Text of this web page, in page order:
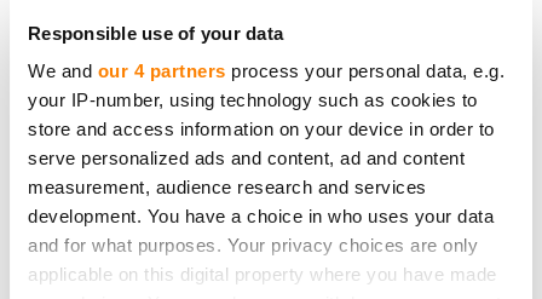
Responsible use of your data
We and our 4 partners process your personal data, e.g.
your IP-number, using technology such as cookies to
store and access information on your device in order to
serve personalized ads and content, ad and content
measurement, audience research and services
development. You have a choice in who uses your data
and for what purposes. Your privacy choices are only
applicable on this digital property where you have made
investimento.
Subscrever